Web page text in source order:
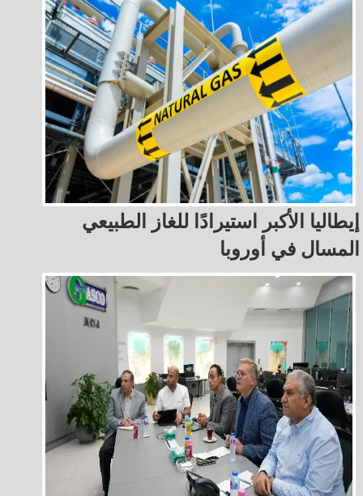
إيطاليا الأكبر استيرادًا للغاز الطبيعي
المسال في أوروبا